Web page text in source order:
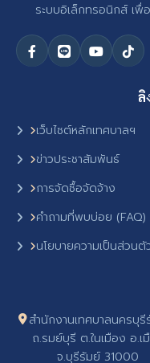
ระบบอิเล็กทรอนิกส์ เ
ลิ
เว็บไซต์หลักเทศบาลฯ
ข่าวประชาสัมพันธ์
การจัดซื้อจัดจ้าง
คำถามที่พบบ่อย (FAQ)
นโยบายความเป็นส่วนตั
สำนักงานเทศบาลนครบุ
ถ.รมย์บุรี ต.ในเมือง อ.เ
จ.บุรีรัมย์ 31000